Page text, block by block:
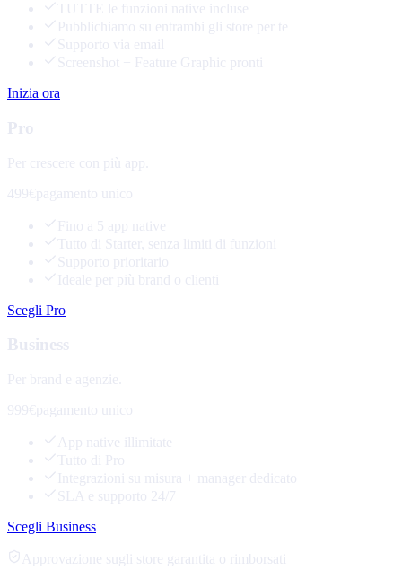
TUTTE le funzioni native incluse
Pubblichiamo su entrambi gli store per te
Supporto via email
Screenshot + Feature Graphic pronti
Inizia ora
Pro
Per crescere con più app.
499€
pagamento unico
Fino a 5 app native
Tutto di Starter, senza limiti di funzioni
Supporto prioritario
Ideale per più brand o clienti
Scegli Pro
Business
Per brand e agenzie.
999€
pagamento unico
App native illimitate
Tutto di Pro
Integrazioni su misura + manager dedicato
SLA e supporto 24/7
Scegli Business
Approvazione sugli store garantita o rimborsati